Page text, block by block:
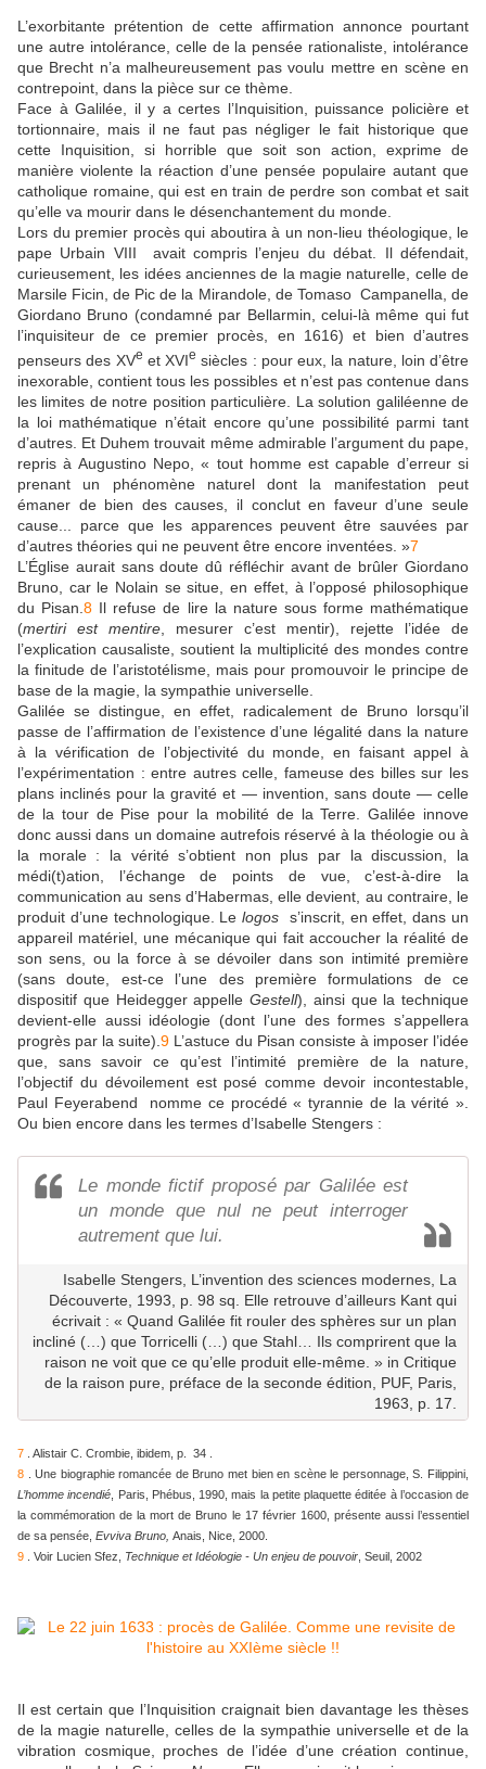
L’exorbitante prétention de cette affirmation annonce pourtant
une autre intolérance, celle de la pensée rationaliste, intolérance
que Brecht n’a malheureusement pas voulu mettre en scène en
contrepoint, dans la pièce sur ce thème.
Face à Galilée, il y a certes l’Inquisition, puissance policière et
tortionnaire, mais il ne faut pas négliger le fait historique que
cette Inquisition, si horrible que soit son action, exprime de
manière violente la réaction d’une pensée populaire autant que
catholique romaine, qui est en train de perdre son combat et sait
qu’elle va mourir dans le désenchantement du monde.
Lors du premier procès qui aboutira à un non-lieu théologique, le
pape Urbain VIII avait compris l’enjeu du débat. Il défendait,
curieusement, les idées anciennes de la magie naturelle, celle de
Marsile Ficin, de Pic de la Mirandole, de Tomaso Campanella, de
Giordano Bruno (condamné par Bellarmin, celui-là même qui fut
l’inquisiteur de ce premier procès, en 1616) et bien d’autres
penseurs des XVe et XVIe siècles : pour eux, la nature, loin d’être
inexorable, contient tous les possibles et n’est pas contenue dans
les limites de notre position particulière. La solution galiléenne de
la loi mathématique n’était encore qu’une possibilité parmi tant
d’autres. Et Duhem trouvait même admirable l’argument du pape,
repris à Augustino Nepo, « tout homme est capable d’erreur si
prenant un phénomène naturel dont la manifestation peut
émaner de bien des causes, il conclut en faveur d’une seule
cause... parce que les apparences peuvent être sauvées par
d’autres théories qui ne peuvent être encore inventées. »7
L’Église aurait sans doute dû réfléchir avant de brûler Giordano
Bruno, car le Nolain se situe, en effet, à l’opposé philosophique
du Pisan.8 Il refuse de lire la nature sous forme mathématique
(mertiri est mentire , mesurer c’est mentir), rejette l’idée de
l’explication causaliste, soutient la multiplicité des mondes contre
la finitude de l’aristotélisme, mais pour promouvoir le principe de
base de la magie, la sympathie universelle.
Galilée se distingue, en effet, radicalement de Bruno lorsqu’il
passe de l’affirmation de l’existence d’une légalité dans la nature
à la vérification de l’objectivité du monde, en faisant appel à
l’expérimentation : entre autres celle, fameuse des billes sur les
plans inclinés pour la gravité et — invention, sans doute — celle
de la tour de Pise pour la mobilité de la Terre. Galilée innove
donc aussi dans un domaine autrefois réservé à la théologie ou à
la morale : la vérité s’obtient non plus par la discussion, la
médi(t)ation, l’échange de points de vue, c’est-à-dire la
communication au sens d’Habermas, elle devient, au contraire, le
produit d’une technologique. Lelogos s’inscrit, en effet, dans un
appareil matériel, une mécanique qui fait accoucher la réalité de
son sens, ou la force à se dévoiler dans son intimité première
(sans doute, est-ce l’une des première formulations de ce
dispositif que Heidegger appelle Gestell), ainsi que la technique
devient-elle aussi idéologie (dont l’une des formes s’appellera
progrès par la suite).9 L’astuce du Pisan consiste à imposer l’idée
que, sans savoir ce qu’est l’intimité première de la nature,
l’objectif du dévoilement est posé comme devoir incontestable,
Paul Feyerabend nomme ce procédé « tyrannie de la vérité ».
Ou bien encore dans les termes d’Isabelle Stengers :
Le monde fictif proposé par Galilée est
un monde que nul ne peut interroger
autrement que lui.
Isabelle Stengers, L’invention des sciences modernes, La
Découverte, 1993, p. 98 sq. Elle retrouve d’ailleurs Kant qui
écrivait : « Quand Galilée fit rouler des sphères sur un plan
incliné (…) que Torricelli (…) que Stahl… Ils comprirent que la
raison ne voit que ce qu’elle produit elle-même. » in Critique
de la raison pure, préface de la seconde édition, PUF, Paris,
1963, p. 17.
7 . Alistair C. Crombie, ibidem, p. 34 .
8 . Une biographie romancée de Bruno met bien en scène le personnage, S. Filippini,
L’homme incendié , Paris, Phébus, 1990, mais la petite plaquette éditée à l’occasion de
la commémoration de la mort de Bruno le 17 février 1600, présente aussi l’essentiel
de sa pensée, Evviva Bruno, Anais, Nice, 2000.
9 . Voir Lucien Sfez, Technique et Idéologie - Un enjeu de pouvoir , Seuil, 2002
Il est certain que l’Inquisition craignait bien davantage les thèses
de la magie naturelle, celles de la sympathie universelle et de la
vibration cosmique, proches de l’idée d’une création continue,